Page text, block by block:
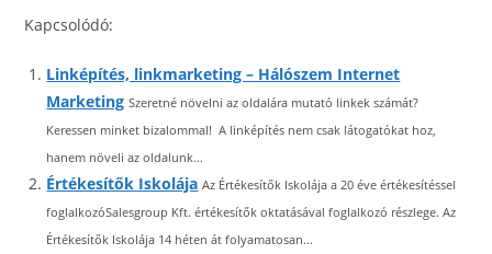
Kapcsolódó:
Linképítés, linkmarketing – Hálószem Internet
Marketing Szeretné növelni az oldalára mutató linkek számát?
Keressen minket bizalommal! A linképítés nem csak látogatókat hoz,
hanem növeli az oldalunk...
Értékesítők Iskolája Az Értékesítők Iskolája a 20 éve értékesítéssel
foglalkozóSalesgroup Kft. értékesítők oktatásával foglalkozó részlege. Az
Értékesítők Iskolája 14 héten át folyamatosan...